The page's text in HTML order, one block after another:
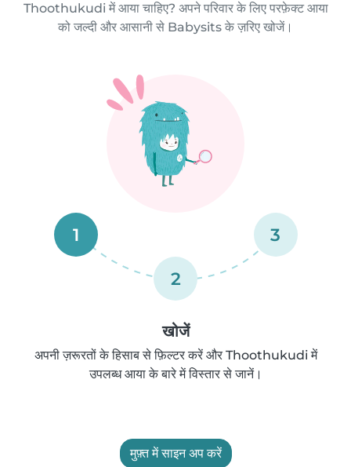
Thoothukudi में आया चाहिए? अपने परिवार के लिए परफ़ेक्ट आया
को जल्दी और आसानी से Babysits के ज़रिए खोजें।
1
2
3
खोजें
अपनी ज़रूरतों के हिसाब से फ़िल्टर करें और Thoothukudi में
उपलब्ध आया के बारे में विस्तार से जानें।
मुफ़्त में साइन अप करें